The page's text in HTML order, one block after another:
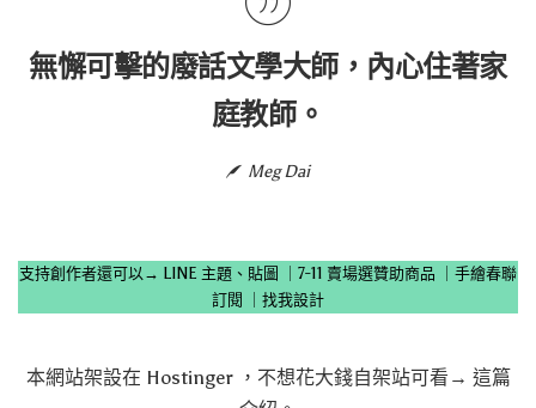
無懈可擊的廢話文學大師，內心住著家
庭教師。
Meg Dai
支持創作者還可以→ LINE 主題、貼圖 7-11 賣場選贊助商品
手繪春聯
訂閱
找我設計
本網站架設在 Hostinger，不想花大錢自架站可看→ 這篇